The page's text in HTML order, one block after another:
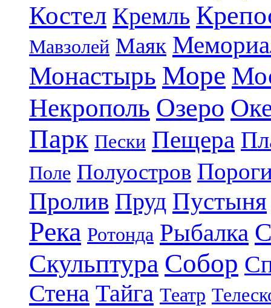
Костел Кремль
Мавзолей Маяк
Монастырь Море
Некрополь Озеро
Парк Пески Пещера
Поле Полуостров
Пролив Пруд Пустыня
Река Ротонда Рыбалка
Скульптура Собор
Стена Тайга Театр